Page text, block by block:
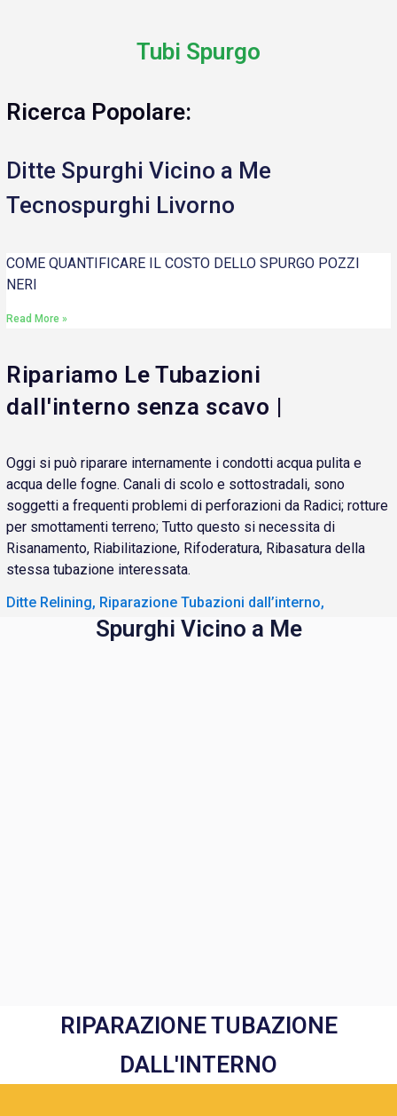
Tubi Spurgo
Ricerca Popolare:
Ditte Spurghi Vicino a Me
Tecnospurghi Livorno
COME QUANTIFICARE IL COSTO DELLO SPURGO POZZI
NERI
Read More »
Ripariamo Le Tubazioni
dall'interno senza scavo |
Oggi si può riparare internamente i condotti acqua pulita e
acqua delle fogne. Canali di scolo e sottostradali, sono
soggetti a frequenti problemi di perforazioni da Radici; rotture
per smottamenti terreno; Tutto questo si necessita di
Risanamento, Riabilitazione, Rifoderatura, Ribasatura della
stessa tubazione interessata.
Ditte Relining, Riparazione Tubazioni dall’interno,
Spurghi Vicino a Me
RIPARAZIONE TUBAZIONE
DALL'INTERNO